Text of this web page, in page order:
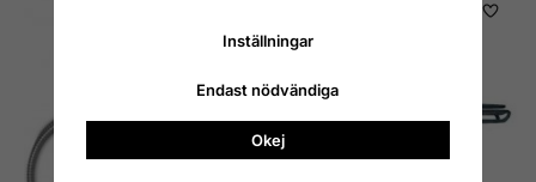
Inställningar
Endast nödvändiga
Okej